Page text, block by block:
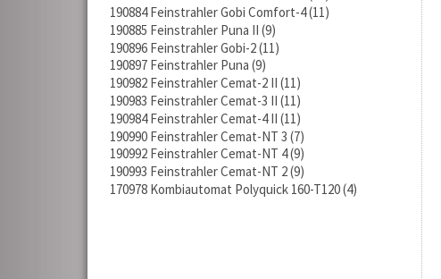
190884 Feinstrahler Gobi Comfort-4 11
190885 Feinstrahler Puna II 9
190896 Feinstrahler Gobi-2 11
190897 Feinstrahler Puna 9
190982 Feinstrahler Cemat-2 II 11
190983 Feinstrahler Cemat-3 II 11
190984 Feinstrahler Cemat-4 II 11
190990 Feinstrahler Cemat-NT 3 7
190992 Feinstrahler Cemat-NT 4 9
190993 Feinstrahler Cemat-NT 2 9
170978 Kombiautomat Polyquick 160-T120 4